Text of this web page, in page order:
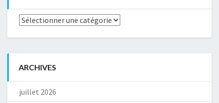
Catégories
ARCHIVES
juillet 2026